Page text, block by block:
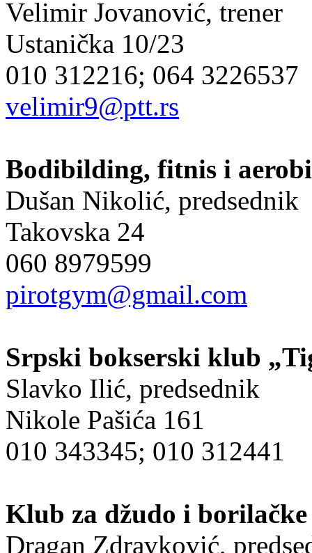
Velimir Jovanović, trener
Ustanička 10/23
010 312216; 064 3226537
velimir9@ptt.rs
Bodibilding, fitnis i
Dušan Nikolić, predsednik
Takovska 24
060 8979599
pirotgym@gmail.com
Srpski bokserski klub
Slavko Ilić, predsednik
Nikole Pašića 161
010 343345; 010 312441
Klub za džudo i
Dragan Zdravković,